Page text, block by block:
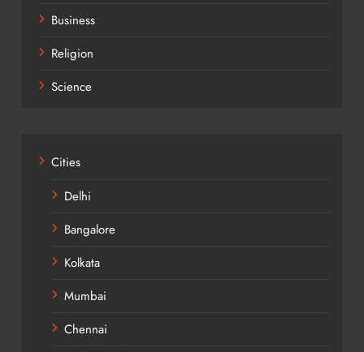
Business
Religion
Science
Cities
Delhi
Bangalore
Kolkata
Mumbai
Chennai